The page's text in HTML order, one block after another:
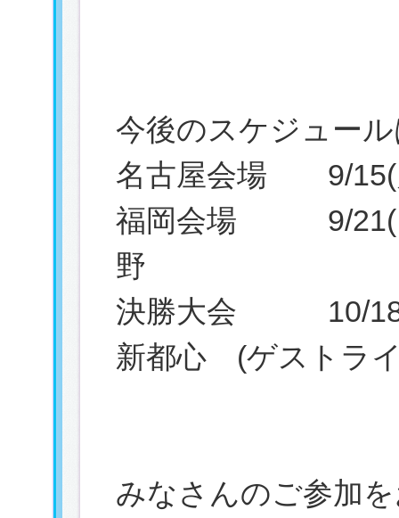
今後のスケジュー
名古屋会場 9/
福岡会場 9/
野
決勝大会 10/
新都心 (ゲストラ
みなさんのご参加